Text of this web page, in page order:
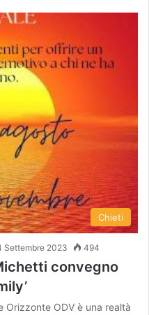
Chieti
Settembre 2023 494
convegno
Orizzonte ODV è una realtà